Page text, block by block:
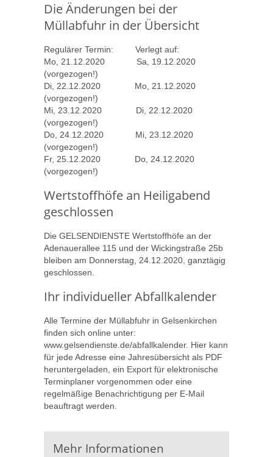
Die Änderungen bei der
Müllabfuhr in der Übersicht
Regulärer Termin: Verlegt auf:
Mo, 21.12.2020 Sa, 19.12.2020
(vorgezogen!)
Di, 22.12.2020 Mo, 21.12.2020
(vorgezogen!)
Mi, 23.12.2020 Di, 22.12.2020
(vorgezogen!)
Do, 24.12.2020 Mi, 23.12.2020
(vorgezogen!)
Fr, 25.12.2020 Do, 24.12.2020
(vorgezogen!)
Wertstoffhöfe an Heiligabend
geschlossen
Die GELSENDIENSTE Wertstoffhöfe an der
Adenauerallee 115 und der Wickingstraße 25b
bleiben am Donnerstag, 24.12.2020, ganztägig
geschlossen.
Ihr individueller Abfallkalender
Alle Termine der Müllabfuhr in Gelsenkirchen
finden sich online unter:
www.gelsendienste.de/abfallkalender. Hier kann
für jede Adresse eine Jahresübersicht als PDF
heruntergeladen, ein Export für elektronische
Terminplaner vorgenommen oder eine
regelmäßige Benachrichtigung per E-Mail
beauftragt werden.
Mehr Informationen